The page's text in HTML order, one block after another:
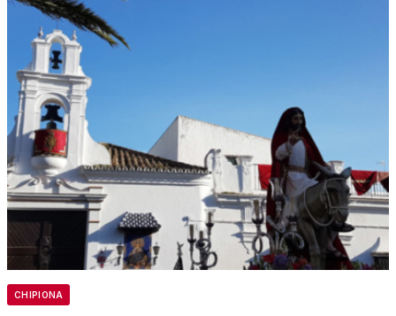
CHIPIONA